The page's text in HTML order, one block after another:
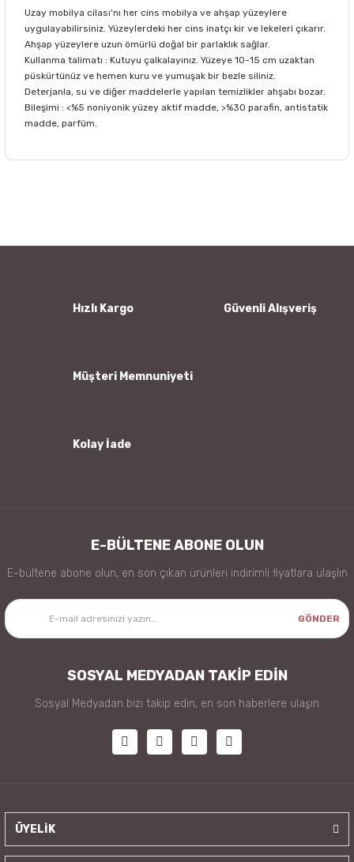
Uzay mobilya cilası'nı her cins mobilya ve ahşap yüzeylere
uygulayabilirsiniz. Yüzeylerdeki her cins inatçı kir ve lekeleri çıkarır.
Ahşap yüzeylere uzun ömürlü doğal bir parlaklık sağlar.
Kullanma talimatı : Kutuyu çalkalayınız. Yüzeye 10-15 cm uzaktan
püskürtünüz ve hemen kuru ve yumuşak bir bezle siliniz.
Deterjanla, su ve diğer maddelerle yapılan temizlikler ahşabı bozar.
Bileşimi : <%5 noniyonik yüzey aktif madde, >%30 parafin, antistatik
madde, parfüm.
Ürün bilgilerinde hatalar bulunuyor.
Hızlı Kargo Güvenli Alışveriş
Müşteri Memnuniyeti
Kolay İade
E-BÜLTENE ABONE OLUN
E-bültene abone olun, en son çıkan ürünleri indirimli fiyatlara ulaşlın
GÖNDER
SOSYAL MEDYADAN TAKİP EDİN
Sosyal Medyadan bizi takip edin, en son haberlere ulaşın
ÜYELİK